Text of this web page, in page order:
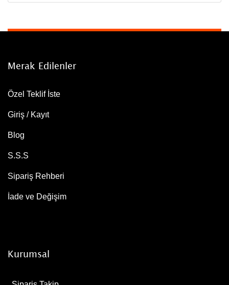
Merak Edilenler
Özel Teklif İste
Giriş / Kayıt
Blog
S.S.S
Sipariş Rehberi
İade ve Değişim
Kurumsal